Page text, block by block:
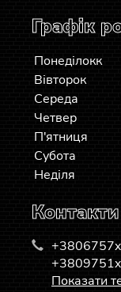
Графік
Понеділокк
Вівторок
Середа
Четвер
П'ятниця
Субота
Неділя
Контакти
Показати